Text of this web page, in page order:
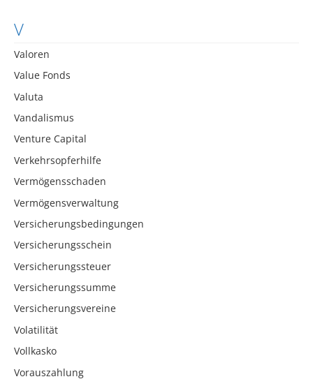
V
Valoren
Value Fonds
Valuta
Vandalismus
Venture Capital
Verkehrsopferhilfe
Vermögensschaden
Vermögensverwaltung
Versicherungsbedingungen
Versicherungsschein
Versicherungssteuer
Versicherungssumme
Versicherungsvereine
Volatilität
Vollkasko
Vorauszahlung